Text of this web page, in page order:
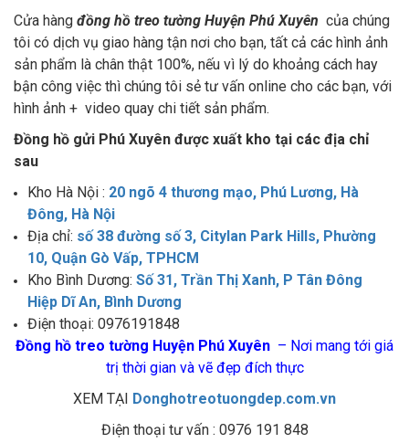
Cửa hàng đồng hồ treo tường Huyện Phú Xuyên của chúng
tôi có dịch vụ giao hàng tận nơi cho bạn, tất cả các hình ảnh
sản phẩm là chân thật 100%, nếu vì lý do khoảng cách hay
bận công việc thì chúng tôi sẻ tư vấn online cho các bạn, với
hình ảnh + video quay chi tiết sản phẩm.
Đồng hồ gửi Phú Xuyên được xuất kho tại các địa chỉ
sau
Kho Hà Nội : 20 ngõ 4 thương mạo, Phú Lương, Hà
Đông, Hà Nội
Địa chỉ: số 38 đường số 3, Citylan Park Hills, Phường
10, Quận Gò Vấp, TPHCM
Kho Bình Dương: Số 31, Trần Thị Xanh, P Tân Đông
Hiệp Dĩ An, Bình Dương
Điện thoại: 0976191848
Đồng hồ treo tường Huyện Phú Xuyên – Nơi mang tới giá
trị thời gian và vẽ đẹp đích thực
XEM TẠI
Donghotreotuongdep.com.vn
Điện thoại tư vấn : 0976 191 848